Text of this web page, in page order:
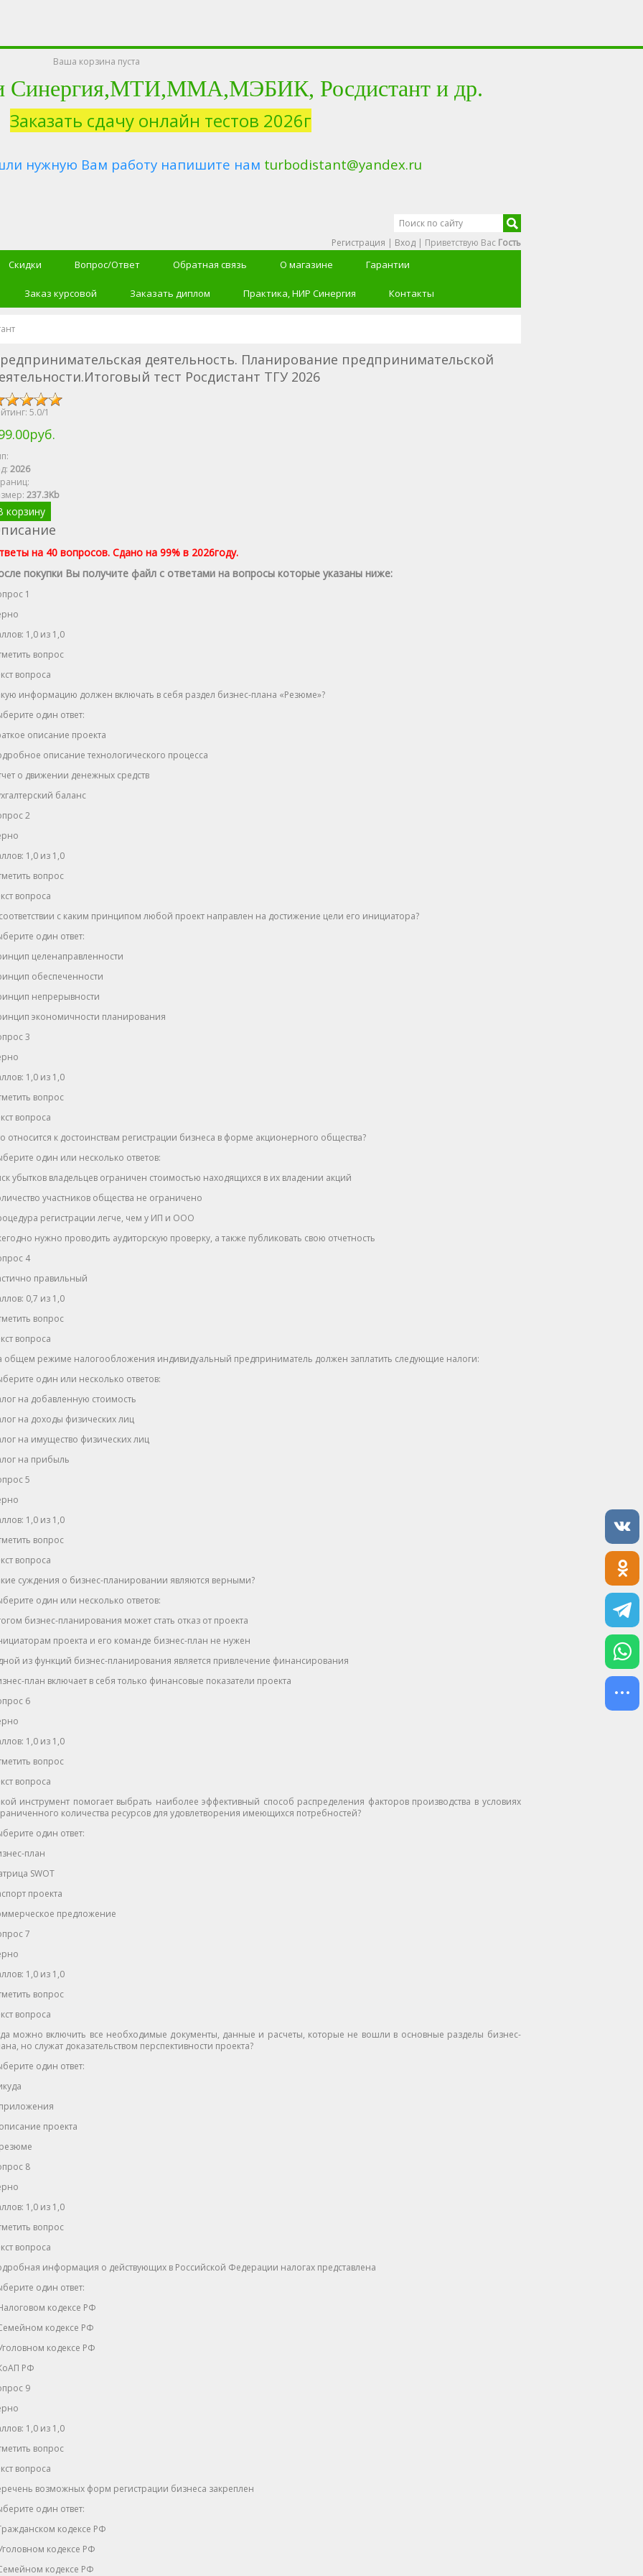
Ваша корзина пуста
Синергия,МТИ,ММА,МЭБИК, Росдистант и др.
Заказать сдачу онлайн тестов 2026г
нужную Вам работу напишите нам turbodistant@yandex.ru
Регистрация | Вход| Приветствую Вас Гость
Скидки Вопрос/Ответ Обратная связь О магазине Гарантии
Заказ курсовой Заказать диплом Практика, НИР Синергия Контакты
деятельность. Планирование предпринимательской
тест Росдистант ТГУ 2026
5.0/1
2026
: 237.3Kb
корзину
на 40 вопросов. Сдано на 99% в 2026году.
покупки Вы получите файл с ответами на вопросы которые указаны ниже:
1
1,0 из 1,0
вопрос
вопроса
информацию должен включать в себя раздел бизнес-плана «Резюме»?
один ответ:
описание проекта
описание технологического процесса
о движении денежных средств
баланс
2
1,0 из 1,0
вопрос
вопроса
с каким принципом любой проект направлен на достижение цели его инициатора?
один ответ:
целенаправленности
обеспеченности
непрерывности
экономичности планирования
3
1,0 из 1,0
вопрос
вопроса
относится к достоинствам регистрации бизнеса в форме акционерного общества?
один или несколько ответов:
убытков владельцев ограничен стоимостью находящихся в их владении акций
участников общества не ограничено
регистрации легче, чем у ИП и ООО
нужно проводить аудиторскую проверку, а также публиковать свою отчетность
4
правильный
0,7 из 1,0
вопрос
вопроса
общем режиме налогообложения индивидуальный предприниматель должен заплатить следующие налоги:
один или несколько ответов:
на добавленную стоимость
на доходы физических лиц
на имущество физических лиц
на прибыль
5
1,0 из 1,0
вопрос
вопроса
суждения о бизнес-планировании являются верными?
один или несколько ответов:
бизнес-планирования может стать отказ от проекта
проекта и его команде бизнес-план не нужен
из функций бизнес-планирования является привлечение финансирования
план включает в себя только финансовые показатели проекта
6
1,0 из 1,0
вопрос
вопроса
инструмент помогает выбрать наиболее эффективный способ распределения факторов производства в условиях
количества ресурсов для удовлетворения имеющихся потребностей?
один ответ:
план
SWOT
проекта
предложение
7
1,0 из 1,0
вопрос
вопроса
можно включить все необходимые документы, данные и расчеты, которые не вошли в основные разделы бизнес-
но служат доказательством перспективности проекта?
один ответ:
проекта
8
1,0 из 1,0
вопрос
вопроса
информация о действующих в Российской Федерации налогах представлена
один ответ:
кодексе РФ
кодексе РФ
кодексе РФ
РФ
9
1,0 из 1,0
вопрос
вопроса
возможных форм регистрации бизнеса закреплен
один ответ:
кодексе РФ
кодексе РФ
кодексе РФ